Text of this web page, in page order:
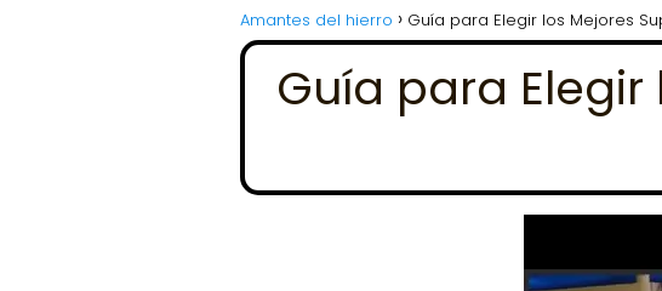
Amantes del hierro Guía para Elegir los Mejores
Guía para